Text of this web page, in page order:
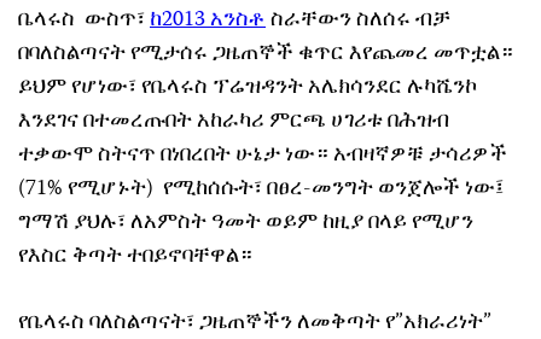
ቤላሩስ ውስጥ፣ከ2013 አንስቶስራቸውን ስለሰሩ ብቻ
በባለስልጣናት የሚታሰሩ ጋዜጠኞች ቁጥር እየጨመረ መጥቷል።
ይህም የሆነው፣ የቤላሩስ ፕሬዝዳንት አሌክሳንደር ሉካሼንኮ
እንደገና በተመረጡበት አከራካሪ ምርጫ ሀገሪቱ በሕዝብ
ተቃውሞ ስትናጥ በነበረበት ሁኔታ ነው። አብዛኛዎቹ ታሳሪዎች
(71% የሚሆኑት) የሚከሰሱት፣ በፀረ-መንግት ወንጀሎች ነው፤
ግማሽ ያህሉ፣ ለአምስት ዓመት ወይም ከዚያ በላይ የሚሆን
የእስር ቅጣት ተበይኖባቸዋል።
የቤላሩስ ባለስልጣናት፣ ጋዜጠኞችን ለመቅጣት የ”አክራሪነት”